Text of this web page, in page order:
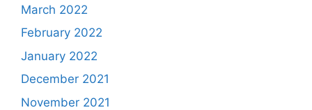
March 2022
February 2022
January 2022
December 2021
November 2021